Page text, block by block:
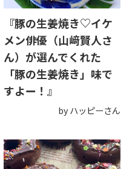
『豚の生姜焼き♡イケ
メン俳優（山﨑賢人さ
ん）が選んでくれた
「豚の生姜焼き」味で
すよー！』
by ハッピーさん